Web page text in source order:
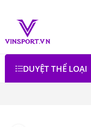
DUYỆT THỂ LOẠI